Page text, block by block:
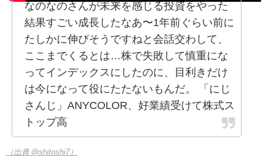
なのなのさんが未来を感じる投資をやった
結果すごい成長したなあ〜1年前ぐらい前に
たしかに伸びそうですねと会話交わして、
ここまでくるとは…株で失敗して慎重にな
ってインデックスにしたのに、目利きだけ
は今になって役にたたないもんだ。 「にじ
さんじ」ANYCOLOR、好業績受けて株式ス
トップ高
（出典 @shitoshi7）